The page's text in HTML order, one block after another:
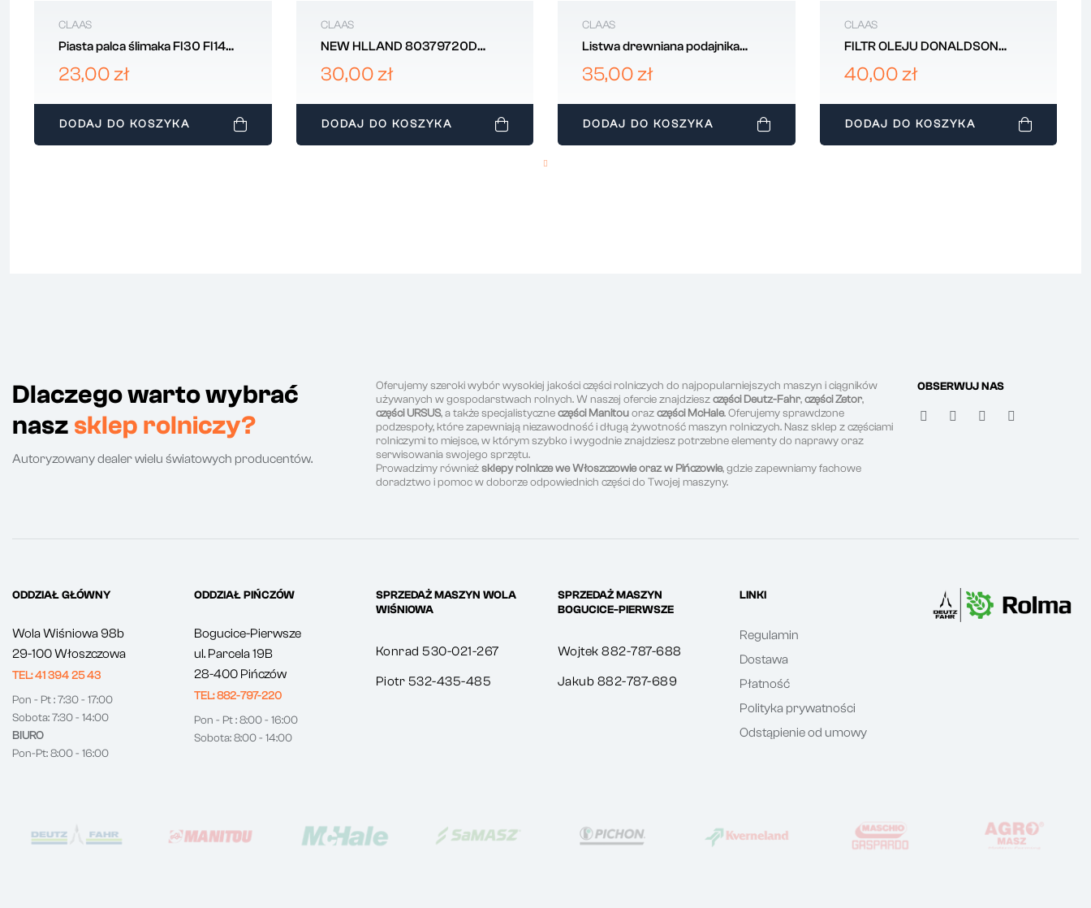
CLAAS
Piasta palca ślimaka FI30 FI14
CLAAS 645830
23,00 zł
DODAJ DO KOSZYKA
CLAAS
NEW HLLAND 80379720D
Bagnet podwójny hederu,
30,00 zł
DODAJ DO KOSZYKA
CLAAS
Listwa drewniana podajnika
pochyłego L-1193 mm CLAAS
610814
35,00 zł
DODAJ DO KOSZYKA
CLAAS
FILTR OLEJU DONALDSON
CLAAS P550183
40,00 zł
DODAJ DO KOSZYKA
Dlaczego warto wybrać
nasz sklep rolniczy?
Autoryzowany dealer wielu światowych producentów.
Oferujemy szeroki wybór wysokiej jakości części rolniczych do najpopularniejszych maszyn i ciągników
używanych w gospodarstwach rolnych. W naszej ofercie znajdzieszczęści Deutz-Fahr,części Zetor,
części URSUS, a także specjalistyczneczęści Manitouorazczęści McHale. Oferujemy sprawdzone
podzespoły, które zapewniają niezawodność i długą żywotność maszyn rolniczych. Nasz sklep z częściami
rolniczymi to miejsce, w którym szybko i wygodnie znajdziesz potrzebne elementy do naprawy oraz
serwisowania swojego sprzętu.
Prowadzimy równieżsklepy rolnicze we Włoszczowie oraz w Pińczowie, gdzie zapewniamy fachowe
doradztwo i pomoc w doborze odpowiednich części do Twojej maszyny.
OBSERWUJ NAS
ODDZIAŁ GŁÓWNY
Wola Wiśniowa 98b
29-100 Włoszczowa
TEL: 41 394 25 43
Pon - Pt : 7:30 - 17:00
Sobota: 7:30 - 14:00
BIURO
Pon-Pt: 8:00 - 16:00
ODDZIAŁ PIŃCZÓW
Bogucice-Pierwsze
ul. Parcela 19B
28-400 Pińczów
TEL: 882-797-220
Pon - Pt : 8:00 - 16:00
Sobota: 8:00 - 14:00
SPRZEDAŻ MASZYN WOLA
WIŚNIOWA
Konrad 530-021-267
Piotr 532-435-485
SPRZEDAŻ MASZYN
BOGUCICE-PIERWSZE
Wojtek 882-787-688
Jakub 882-787-689
LINKI
Regulamin
Dostawa
Płatność
Polityka prywatności
Odstąpienie od umowy